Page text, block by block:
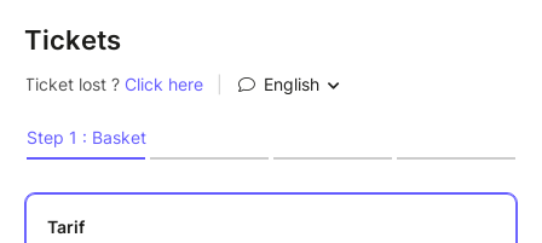
Tickets